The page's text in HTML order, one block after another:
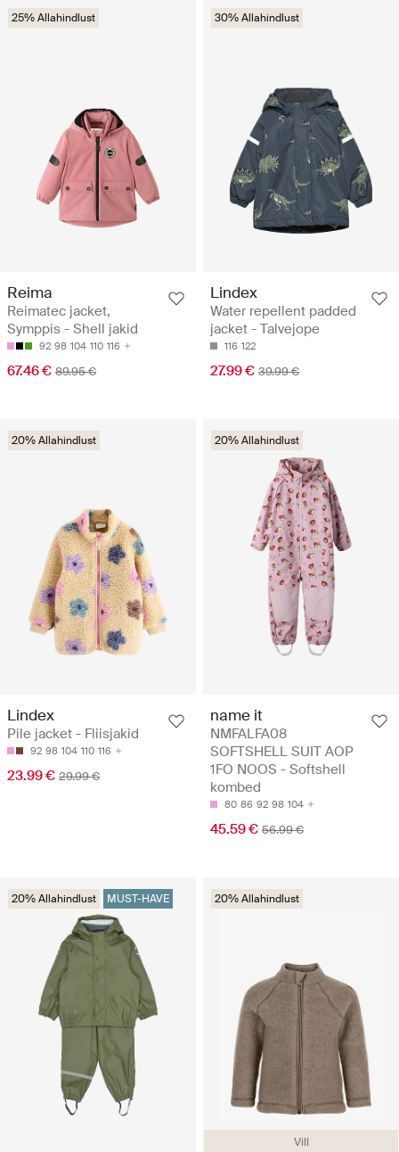
25% Allahindlust
Reima
Reimatec jacket,
Symppis - Shell jakid
92 98 104 110 116
67.46 € 89.95 €
30% Allahindlust
Lindex
Water repellent padded
jacket - Talvejope
116 122
27.99 € 39.99 €
20% Allahindlust
Lindex
Pile jacket - Fliisjakid
92 98 104 110 116
23.99 € 29.99 €
20% Allahindlust
name it
NMFALFA08
SOFTSHELL SUIT AOP
1FO NOOS - Softshell
kombed
80 86 92 98 104
45.59 € 56.99 €
20% Allahindlust MUST-HAVE
Vill
20% Allahindlust